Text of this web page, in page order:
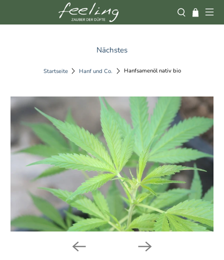
Startseite Hanf und Co. Hanfsamenöl nativ bio
Nächstes